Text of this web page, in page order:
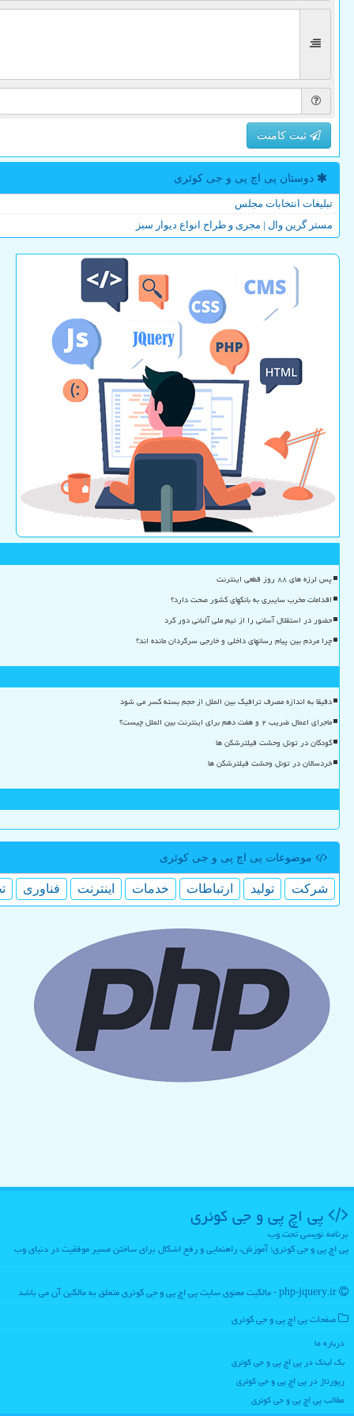
ثبت کامنت
دوستان پی اچ پی و جی كوئری
تبلیغات انتخابات مجلس
مستر گرین وال | مجری و طراح انواع دیوار سبز
پس لرزه های ۸۸ روز قطعی اینترنت
اقدامات مخرب سایبری به بانکهای کشور صحت دارد؟
حضور در استقلال آسانی را از تیم ملی آلبانی دور کرد
چرا مردم بین پیام رسانهای داخلی و خارجی سرگردان مانده اند؟
دقیقا به اندازه مصرف ترافیک بین الملل از حجم بسته کسر می شود
ماجرای اعمال ضریب ۲ و هفت دهم برای اینترنت بین الملل چیست؟
کودکان در تونل وحشت فیلترشکن ها
خردسالان در تونل وحشت فیلترشکن ها
موضوعات پی اچ پی و جی كوئری
شركت تولید ارتباطات خدمات اینترنت فناوری
پی اچ پی و جی كوئری
برنامه نویسی تحت وب
پی اچ پی و جی کوئری؛ آموزش، راهنمایی و رفع اشکال برای ساختن مسیر موفقیت در دنیای وب
صفحات پی اچ پی و جی كوئری
درباره ما
بک لینک در پی اچ پی و جی كوئری
رپورتاژ در پی اچ پی و جی كوئری
مطالب پی اچ پی و جی كوئری